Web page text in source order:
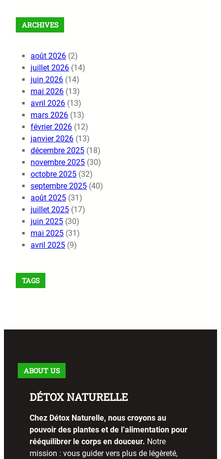
ARCHIVES
août 2026 (2)
juillet 2026 (14)
juin 2026 (14)
mai 2026 (13)
avril 2026 (13)
mars 2026 (13)
février 2026 (12)
janvier 2026 (13)
décembre 2025 (18)
novembre 2025 (30)
octobre 2025 (32)
septembre 2025 (40)
août 2025 (31)
juillet 2025 (17)
juin 2025 (30)
mai 2025 (31)
avril 2025 (9)
TAGS
ABOUT US
DÉTOX NATURELLE
Chez Détox Naturelle, nous croyons au
pouvoir des plantes et de l’alimentation pour
rééquilibrer le corps en douceur. Notre
mission : vous guider vers plus de légèreté,